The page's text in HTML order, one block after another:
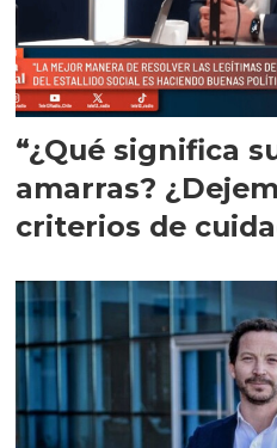
“¿Qué significa
amarras?
criterios de